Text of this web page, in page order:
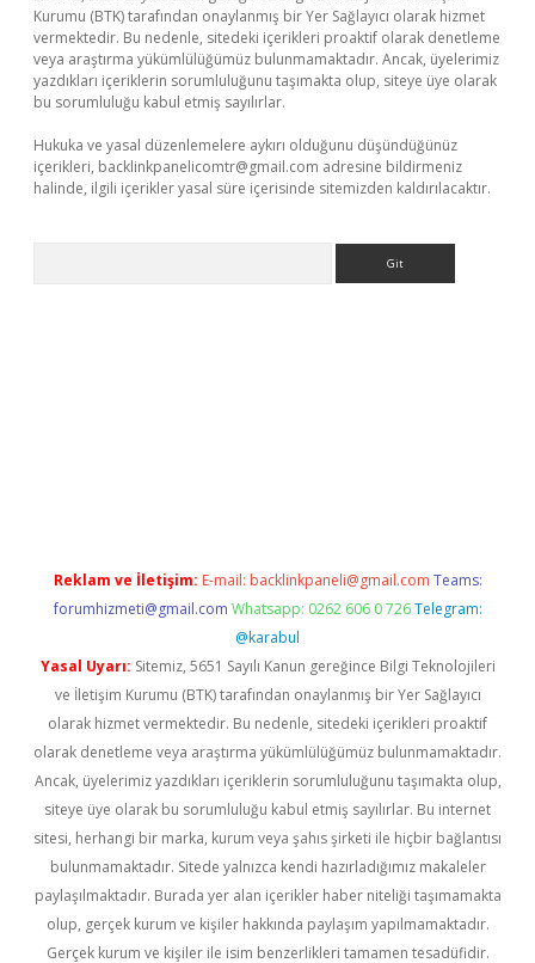
Kurumu (BTK) tarafından onaylanmış bir Yer Sağlayıcı olarak hizmet
vermektedir. Bu nedenle, sitedeki içerikleri proaktif olarak denetleme
veya araştırma yükümlülüğümüz bulunmamaktadır. Ancak, üyelerimiz
yazdıkları içeriklerin sorumluluğunu taşımakta olup, siteye üye olarak
bu sorumluluğu kabul etmiş sayılırlar.
Hukuka ve yasal düzenlemelere aykırı olduğunu düşündüğünüz
içerikleri, backlinkpanelicomtr@gmail.com adresine bildirmeniz
halinde, ilgili içerikler yasal süre içerisinde sitemizden kaldırılacaktır.
Reklam ve İletişim: E-mail: backlinkpaneli@gmail.com Teams:
forumhizmeti@gmail.com Whatsapp: 0262 606 0 726 Telegram:
@karabul
Yasal Uyarı: Sitemiz, 5651 Sayılı Kanun gereğince Bilgi Teknolojileri
ve İletişim Kurumu (BTK) tarafından onaylanmış bir Yer Sağlayıcı
olarak hizmet vermektedir. Bu nedenle, sitedeki içerikleri proaktif
olarak denetleme veya araştırma yükümlülüğümüz bulunmamaktadır.
Ancak, üyelerimiz yazdıkları içeriklerin sorumluluğunu taşımakta olup,
siteye üye olarak bu sorumluluğu kabul etmiş sayılırlar. Bu internet
sitesi, herhangi bir marka, kurum veya şahıs şirketi ile hiçbir bağlantısı
bulunmamaktadır. Sitede yalnızca kendi hazırladığımız makaleler
paylaşılmaktadır. Burada yer alan içerikler haber niteliği taşımamakta
olup, gerçek kurum ve kişiler hakkında paylaşım yapılmamaktadır.
Gerçek kurum ve kişiler ile isim benzerlikleri tamamen tesadüfidir.